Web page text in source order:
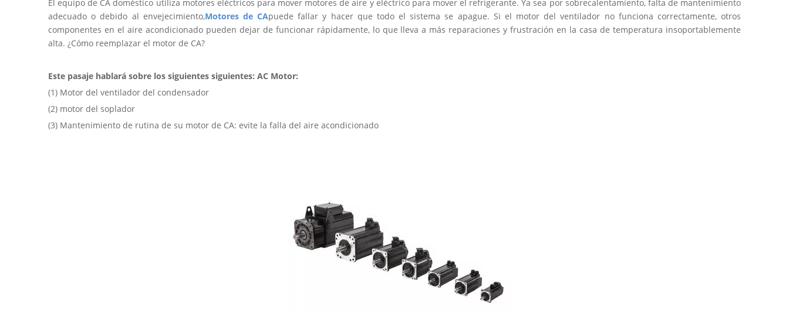
El equipo de CA doméstico utiliza motores eléctricos para mover motores de aire y eléctrico para mover el refrigerante. Ya sea por sobrecalentamiento, falta de mantenimiento
adecuado o debido al envejecimiento,Motores de CApuede fallar y hacer que todo el sistema se apague. Si el motor del ventilador no funciona correctamente, otros
componentes en el aire acondicionado pueden dejar de funcionar rápidamente, lo que lleva a más reparaciones y frustración en la casa de temperatura insoportablemente
alta. ¿Cómo reemplazar el motor de CA?
Este pasaje hablará sobre los siguientes siguientes: AC Motor:
(1) Motor del ventilador del condensador
(2) motor del soplador
(3) Mantenimiento de rutina de su motor de CA: evite la falla del aire acondicionado